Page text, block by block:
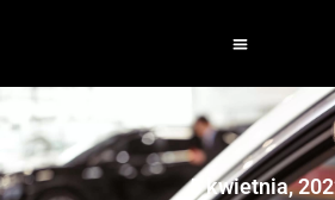
5 kwietnia,